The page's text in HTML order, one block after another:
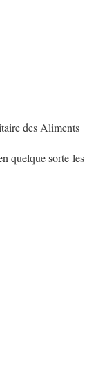
des Aliments
quelque sorte les